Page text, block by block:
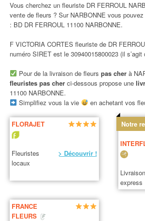
Vous cherchez un fleuriste DR FERROUL
vente de fleurs ? Sur NARBONNE vous
: BD DR FERROUL 11100 NARBONNE.
F VICTORIA CORTES fleuriste de DR
numéro SIRET est le 30940015800023 (il s’agit
Pour de la livraison de fleurs pas cherà
fleuristes pas cher ci-dessous propose une
11100 NARBONNE.
Simplifiez vous la vie
en achetant vos
FLORAJET
Fleuristes
locaux
> Découvrir !
Notre
Livraison
express
FRANCE
FLEURS